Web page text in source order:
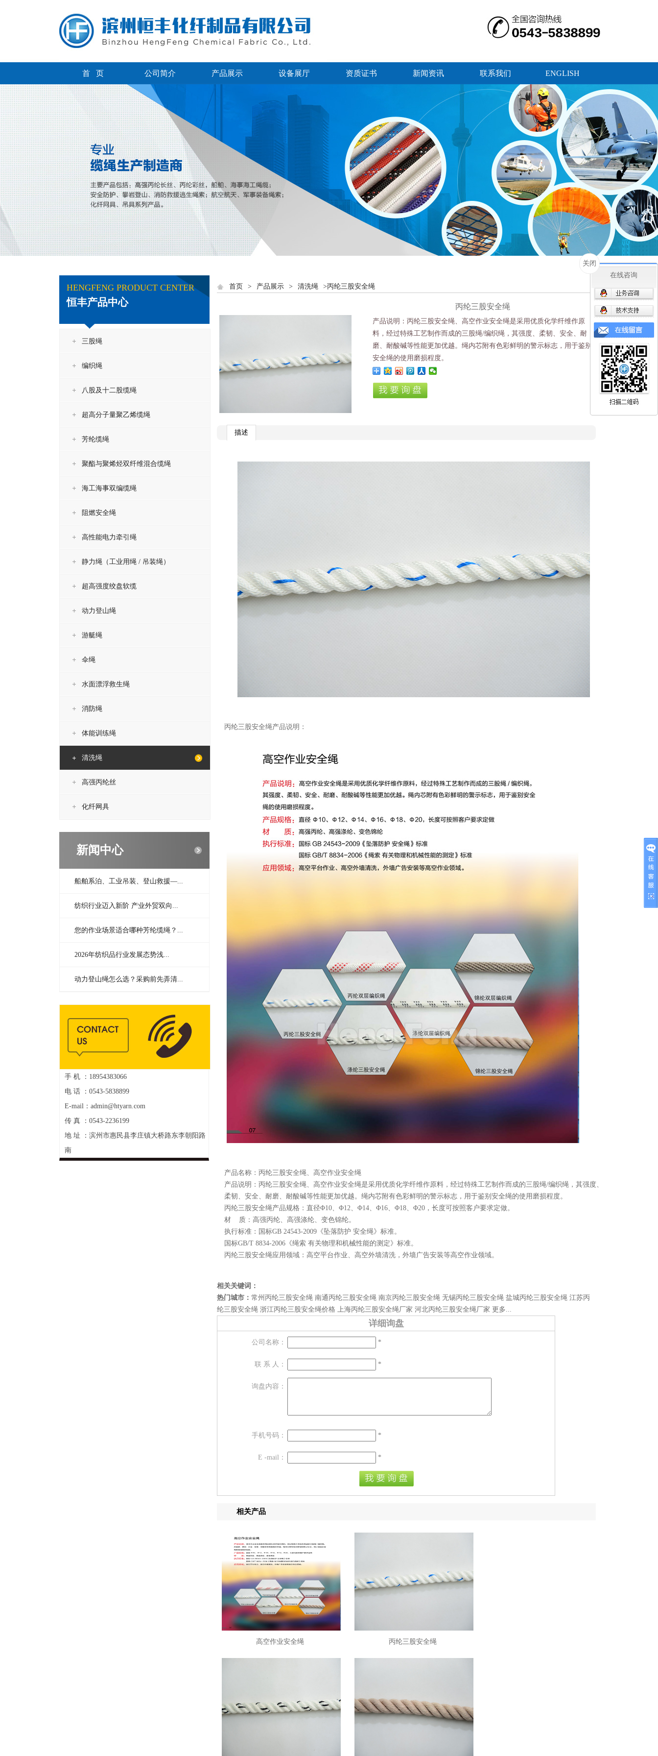
首 页 公司简介 产品展示 设备展厅 资质证书 新闻资讯 联系我们 ENGLISH
HENGFENG PRODUCT CENTER
恒丰产品中心
三股绳
编织绳
八股及十二股缆绳
超高分子量聚乙烯缆绳
芳纶缆绳
聚酯与聚烯烃双纤维混合缆绳
海工海事双编缆绳
阻燃安全绳
高性能电力牵引绳
静力绳（工业用绳 / 吊装绳）
超高强度绞盘软缆
动力登山绳
游艇绳
伞绳
水面漂浮救生绳
消防绳
体能训练绳
清洗绳
高强丙纶丝
化纤网具
新闻中心
船舶系泊、工业吊装、登山救援—...
纺织行业迈入新阶 产业外贸双向...
您的作业场景适合哪种芳纶缆绳？...
2026年纺织品行业发展态势浅...
动力登山绳怎么选？采购前先弄清...
手 机 ：18954383066
电 话 ：0543-5838899
E-mail：admin@htyarn.com
传 真 ：0543-2236199
地 址 ：滨州市惠民县李庄镇大桥路东李朝阳路
南
首页 > 产品展示 > 清洗绳 >丙纶三股安全绳
丙纶三股安全绳
产品说明：丙纶三股安全绳、高空作业安全绳是采用优质化学纤维作原
料，经过特殊工艺制作而成的三股绳/编织绳，其强度、柔韧、安全、耐
磨、耐酸碱等性能更加优越。绳内芯附有色彩鲜明的警示标志，用于鉴别
安全绳的使用磨损程度。
描述
丙纶三股安全绳产品说明：
产品名称：丙纶三股安全绳、高空作业安全绳
产品说明：丙纶三股安全绳、高空作业安全绳是采用优质化学纤维作原料，经过特殊工艺制作而成的三股绳/编织绳，其强度、
柔韧、安全、耐磨、耐酸碱等性能更加优越。绳内芯附有色彩鲜明的警示标志，用于鉴别安全绳的使用磨损程度。
丙纶三股安全绳产品规格：直径Φ10、Φ12、Φ14、Φ16、Φ18、Φ20，长度可按照客户要求定做。
材 质：高强丙纶、高强涤纶、变色锦纶。
执行标准：国标GB 24543-2009《坠落防护 安全绳》标准。
国标GB/T 8834-2006《绳索 有关物理和机械性能的测定》标准。
丙纶三股安全绳应用领域：高空平台作业、高空外墙清洗，外墙广告安装等高空作业领域。
相关关键词：
热门城市： 常州丙纶三股安全绳 南通丙纶三股安全绳 南京丙纶三股安全绳 无锡丙纶三股安全绳 盐城丙纶三股安全绳 江苏丙
纶三股安全绳 浙江丙纶三股安全绳价格 上海丙纶三股安全绳厂家 河北丙纶三股安全绳厂家 更多...
详细询盘
公司名称： *
联 系 人： *
询盘内容：
手机号码： *
E -mail： *
相关产品
高空作业安全绳 丙纶三股安全绳
在线咨询
关闭